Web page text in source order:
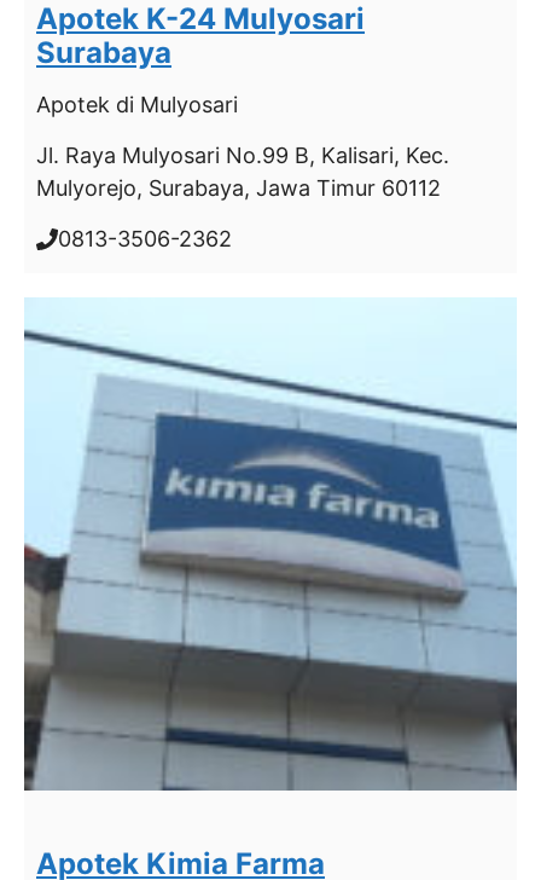
Apotek K-24 Mulyosari
Surabaya
Apotek di Mulyosari
Jl. Raya Mulyosari No.99 B, Kalisari, Kec.
Mulyorejo, Surabaya, Jawa Timur 60112
0813-3506-2362
Apotek Kimia Farma